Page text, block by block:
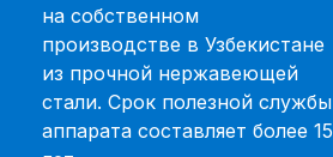
на собственном
производстве в Узбекистане
из прочной нержавеющей
стали. Срок полезной службы
аппарата составляет более 15